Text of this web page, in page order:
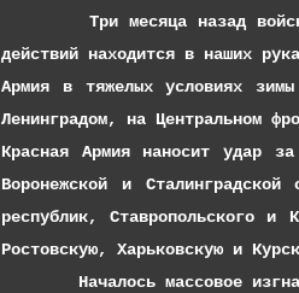
Три месяца назад войска
действий находится в наших
Армия в тяжелых условиях
Ленинградом, на Центральном
Красная Армия наносит удар
Воронежской и Сталинградской
республик, Ставропольского и
Ростовскую, Харьковскую и
Началось массовое